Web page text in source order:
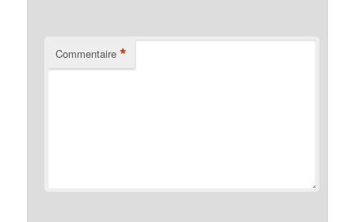
Commentaire *